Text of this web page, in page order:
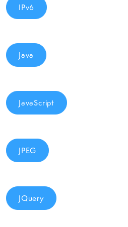
IPv6
Java
JavaScript
JPEG
JQuery